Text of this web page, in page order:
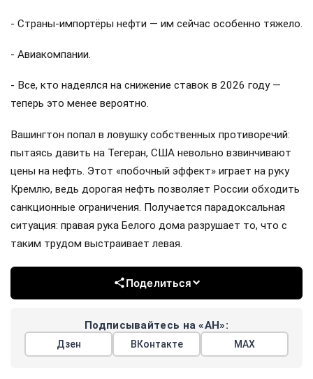
- Страны-импортёры нефти — им сейчас особенно тяжело.
- Авиакомпании.
- Все, кто надеялся на снижение ставок в 2026 году —
теперь это менее вероятно.
Вашингтон попал в ловушку собственных противоречий:
пытаясь давить на Тегеран, США невольно взвинчивают
цены на нефть. Этот «побочный эффект» играет на руку
Кремлю, ведь дорогая нефть позволяет России обходить
санкционные ограничения. Получается парадоксальная
ситуация: правая рука Белого дома разрушает то, что с
таким трудом выстраивает левая.
Поделиться
Подписывайтесь на «АН»:
Дзен ВКонтакте МАХ